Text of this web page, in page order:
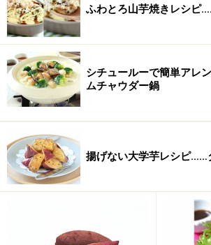
切干大根のカレーコールス
ふわとろ山芋焼きレシピ
シチュールーで簡単アレ
ムチャウダー鍋
揚げない大学芋レシピ……